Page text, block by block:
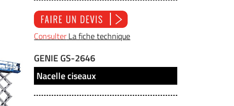
ConsulterLa fiche technique
GENIE GS-2646
Nacelle ciseaux